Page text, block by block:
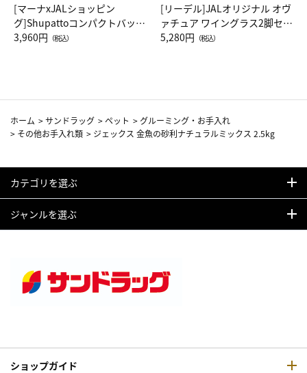
[マーナxJALショッピン
グ]Shupattoコンパクトバッグ
Drop JAL客室乗務員（LC）ス
3,960円 （税込）
[リーデル]JALオリジナル オヴ
ァチュア ワイングラス2脚セッ
ト（レッドワイン）
5,280円 （税込）
ホーム >サンドラッグ >ペット > グルーミング・お手入れ
> その他お手入れ類 > ジェックス 金魚の砂利ナチュラルミックス 2.5kg
カテゴリを選ぶ
ジャンルを選ぶ
ショップガイド